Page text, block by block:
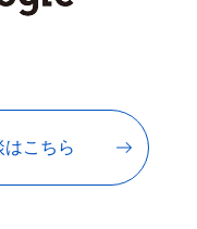
こちら